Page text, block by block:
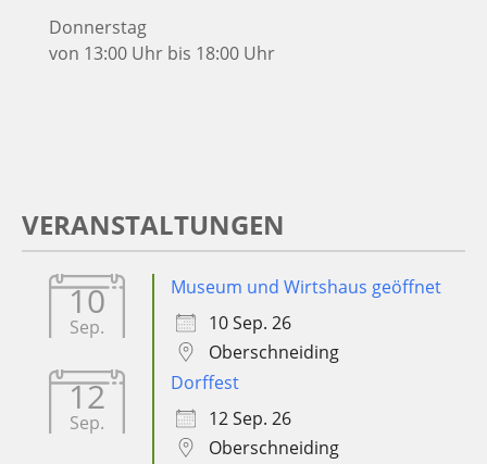
Donnerstag
von 13:00 Uhr bis 18:00 Uhr
VERANSTALTUNGEN
10
Sep.
Museum und Wirtshaus geöffnet
10 Sep. 26
Oberschneiding
12
Sep.
Dorffest
12 Sep. 26
Oberschneiding